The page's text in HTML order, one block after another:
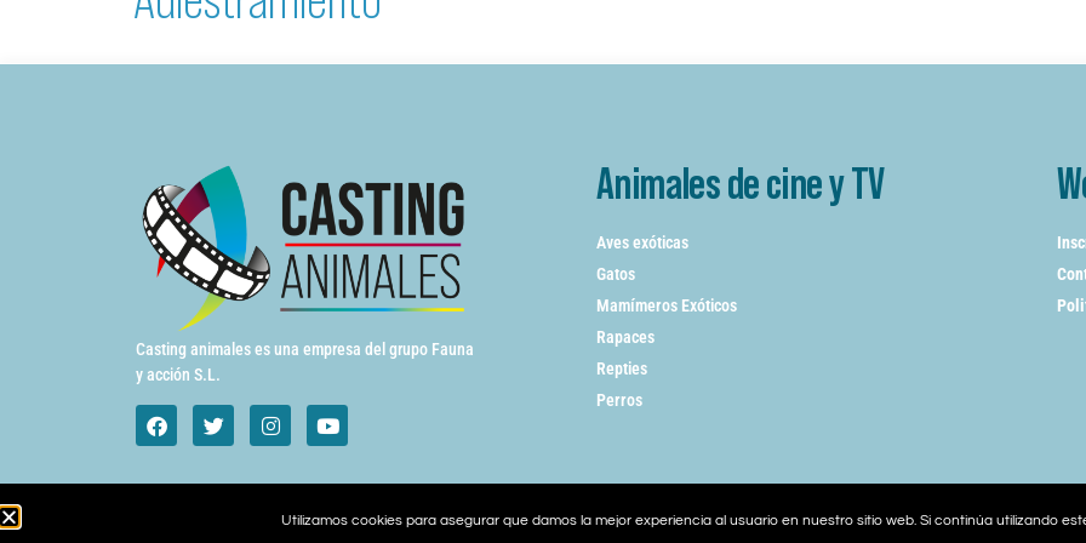
Casting animales es una empresa del grupo Fauna
y acción S.L.
Animales de cine y TV
Aves exóticas
Gatos
Mamímeros Exóticos
Rapaces
Repties
Perros
Utilizamos cookies para asegurar que damos la mejor experiencia al usuario en nuestro sitio web. Si continúa utilizando